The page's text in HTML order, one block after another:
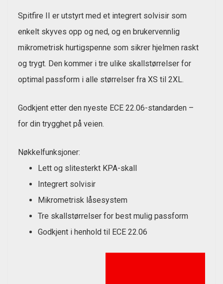
Spitfire II er utstyrt med et integrert solvisir som
enkelt skyves opp og ned, og en brukervennlig
mikrometrisk hurtigspenne som sikrer hjelmen raskt
og trygt. Den kommer i tre ulike skallstørrelser for
optimal passform i alle størrelser fra XS til 2XL.
Godkjent etter den nyeste ECE 22.06-standarden –
for din trygghet på veien.
Nøkkelfunksjoner:
Lett og slitesterkt KPA-skall
Integrert solvisir
Mikrometrisk låsesystem
Tre skallstørrelser for best mulig passform
Godkjent i henhold til ECE 22.06